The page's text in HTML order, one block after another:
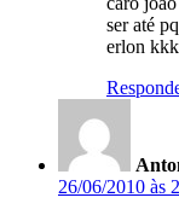
ser até
erlon
26/06/2010 às